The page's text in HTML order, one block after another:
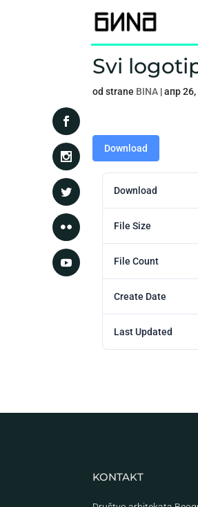
Svi
od strane BINA |апр
Download
Download
File Size
File Count
Create Date
Last Updated
KONTAKT